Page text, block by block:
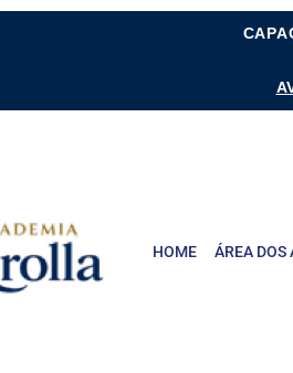
HOME ÁREA DOS